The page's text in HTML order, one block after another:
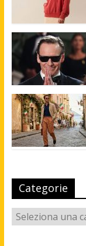
Categorie
Categorie